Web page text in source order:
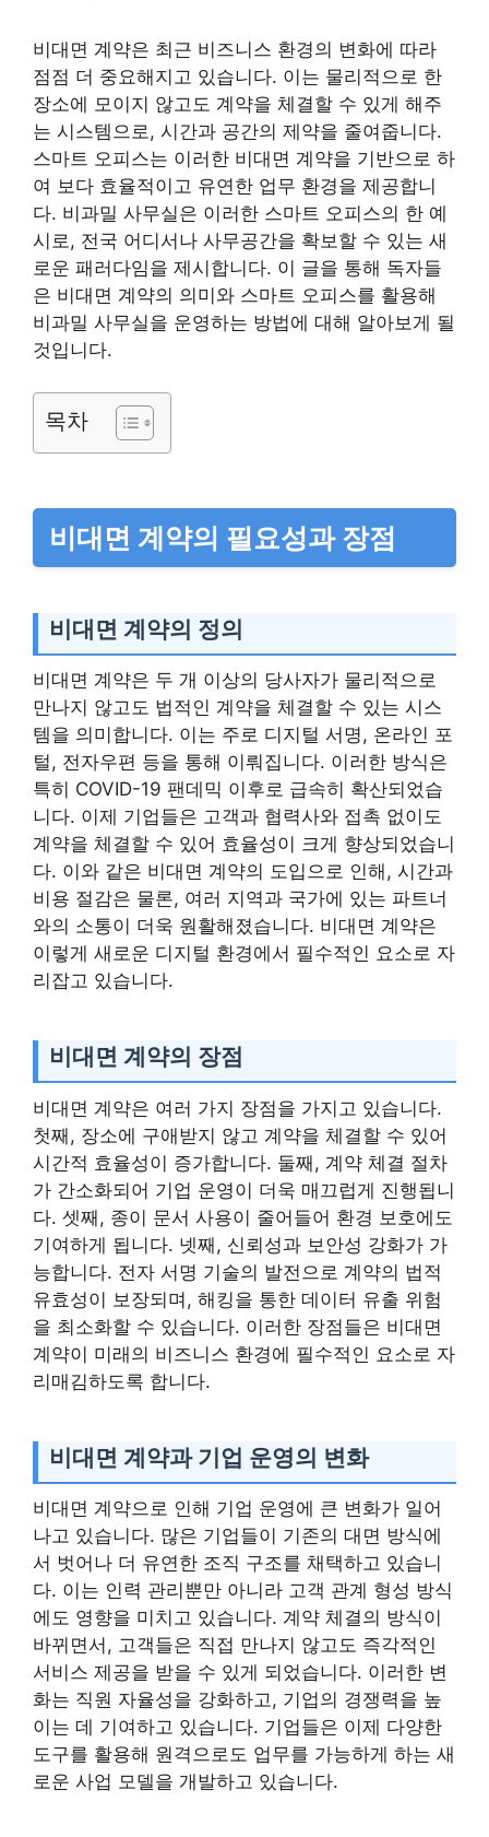
비대면 계약은 최근 비즈니스 환경의 변화에 따라
점점 더 중요해지고 있습니다. 이는 물리적으로 한
장소에 모이지 않고도 계약을 체결할 수 있게 해주
는 시스템으로, 시간과 공간의 제약을 줄여줍니다.
스마트 오피스는 이러한 비대면 계약을 기반으로 하
여 보다 효율적이고 유연한 업무 환경을 제공합니
다. 비과밀 사무실은 이러한 스마트 오피스의 한 예
시로, 전국 어디서나 사무공간을 확보할 수 있는 새
로운 패러다임을 제시합니다. 이 글을 통해 독자들
은 비대면 계약의 의미와 스마트 오피스를 활용해
비과밀 사무실을 운영하는 방법에 대해 알아보게 될
것입니다.
목차
비대면 계약의 필요성과 장점
비대면 계약의 정의
비대면 계약은 두 개 이상의 당사자가 물리적으로
만나지 않고도 법적인 계약을 체결할 수 있는 시스
템을 의미합니다. 이는 주로 디지털 서명, 온라인 포
털, 전자우편 등을 통해 이뤄집니다. 이러한 방식은
특히 COVID-19 팬데믹 이후로 급속히 확산되었습
니다. 이제 기업들은 고객과 협력사와 접촉 없이도
계약을 체결할 수 있어 효율성이 크게 향상되었습니
다. 이와 같은 비대면 계약의 도입으로 인해, 시간과
비용 절감은 물론, 여러 지역과 국가에 있는 파트너
와의 소통이 더욱 원활해졌습니다. 비대면 계약은
이렇게 새로운 디지털 환경에서 필수적인 요소로 자
리잡고 있습니다.
비대면 계약의 장점
비대면 계약은 여러 가지 장점을 가지고 있습니다.
첫째, 장소에 구애받지 않고 계약을 체결할 수 있어
시간적 효율성이 증가합니다. 둘째, 계약 체결 절차
가 간소화되어 기업 운영이 더욱 매끄럽게 진행됩니
다. 셋째, 종이 문서 사용이 줄어들어 환경 보호에도
기여하게 됩니다. 넷째, 신뢰성과 보안성 강화가 가
능합니다. 전자 서명 기술의 발전으로 계약의 법적
유효성이 보장되며, 해킹을 통한 데이터 유출 위험
을 최소화할 수 있습니다. 이러한 장점들은 비대면
계약이 미래의 비즈니스 환경에 필수적인 요소로 자
리매김하도록 합니다.
비대면 계약과 기업 운영의 변화
비대면 계약으로 인해 기업 운영에 큰 변화가 일어
나고 있습니다. 많은 기업들이 기존의 대면 방식에
서 벗어나 더 유연한 조직 구조를 채택하고 있습니
다. 이는 인력 관리뿐만 아니라 고객 관계 형성 방식
에도 영향을 미치고 있습니다. 계약 체결의 방식이
바뀌면서, 고객들은 직접 만나지 않고도 즉각적인
서비스 제공을 받을 수 있게 되었습니다. 이러한 변
화는 직원 자율성을 강화하고, 기업의 경쟁력을 높
이는 데 기여하고 있습니다. 기업들은 이제 다양한
도구를 활용해 원격으로도 업무를 가능하게 하는 새
로운 사업 모델을 개발하고 있습니다.